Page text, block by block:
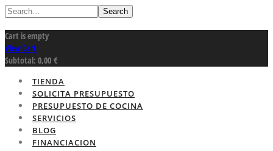
Search
Cart is empty
View Cart
Subtotal: 0,00 €
TIENDA
SOLICITA PRESUPUESTO
PRESUPUESTO DE COCINA
SERVICIOS
BLOG
FINANCIACION